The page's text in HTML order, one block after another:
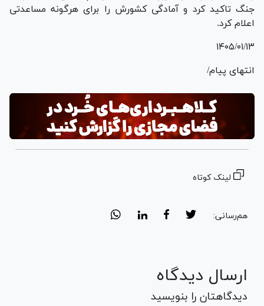
جنگ تاکید کرد و آمادگی کشورش را برای هرگونه مساعدتی
اعلام کرد.
۱۴۰۵/۰۱/۱۳
انتهای پیام/
لینک کوتاه
هم‌رسانی:
ارسال دیدگاه
دیدگاهتان را بنویسید